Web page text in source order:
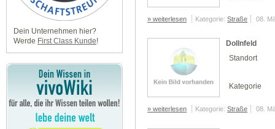
Dein Unternehmen hier?
Werde First Class Kunde!
» weiterlesen Kategorie:Straße 08.
Dollnfeld
Standort
Kategorie
» weiterlesen Kategorie:Straße 08.